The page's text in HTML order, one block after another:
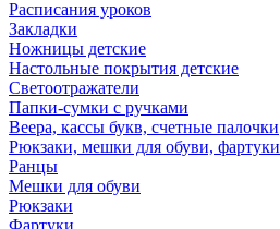
Расписания уроков
Закладки
Ножницы детские
Настольные покрытия детские
Светоотражатели
Папки-сумки с ручками
Веера, кассы букв, счетные палочки
Рюкзаки, мешки для обуви, фартуки
Ранцы
Мешки для обуви
Рюкзаки
Фартуки